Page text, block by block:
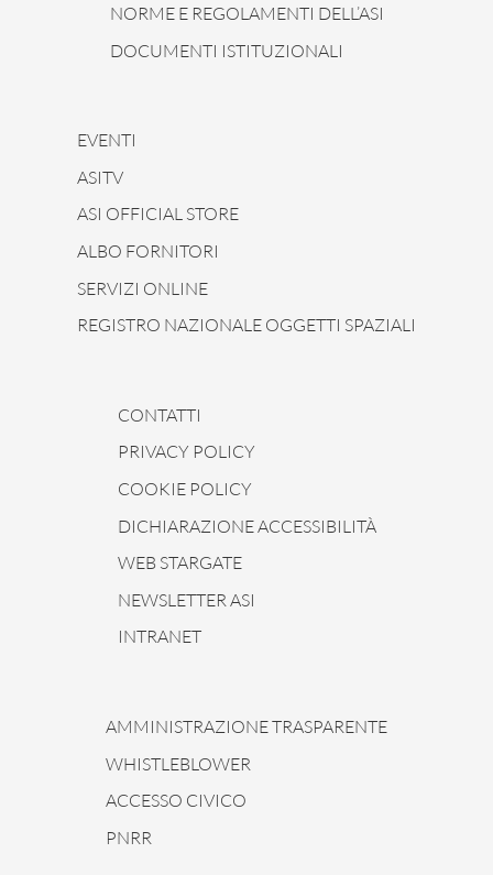
NORME E REGOLAMENTI DELL’ASI
DOCUMENTI ISTITUZIONALI
EVENTI
ASITV
ASI OFFICIAL STORE
ALBO FORNITORI
SERVIZI ONLINE
REGISTRO NAZIONALE OGGETTI SPAZIALI
CONTATTI
PRIVACY POLICY
COOKIE POLICY
DICHIARAZIONE ACCESSIBILITÀ
WEB STARGATE
NEWSLETTER ASI
INTRANET
AMMINISTRAZIONE TRASPARENTE
WHISTLEBLOWER
ACCESSO CIVICO
PNRR